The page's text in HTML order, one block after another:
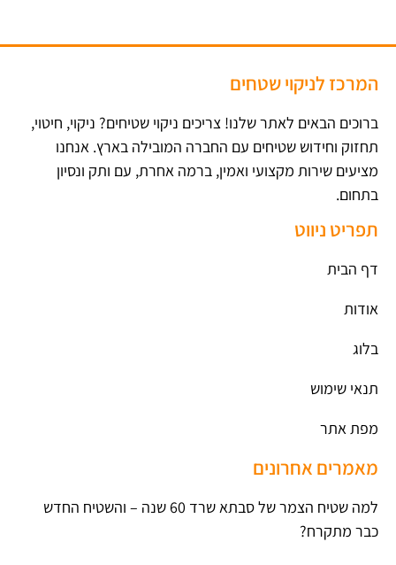
המרכז לניקוי שטחים
ברוכים הבאים לאתר שלנו! צריכים ניקוי שטיחים? ניקוי, חיטוי,
תחזוק וחידוש שטיחים עם החברה המובילה בארץ​. אנחנו
מציעים שירות מקצועי ואמין, ברמה אחרת, עם ותק ונסיון
בתחום.
תפריט ניווט
דף הבית
אודות
בלוג
תנאי שימוש
מפת אתר
מאמרים אחרונים
למה שטיח הצמר של סבתא שרד 60 שנה – והשטיח החדש
כבר מתקרח?